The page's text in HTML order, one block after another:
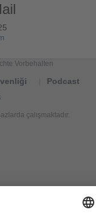
Vorbehalten
Podcast
çalışmaktadır.